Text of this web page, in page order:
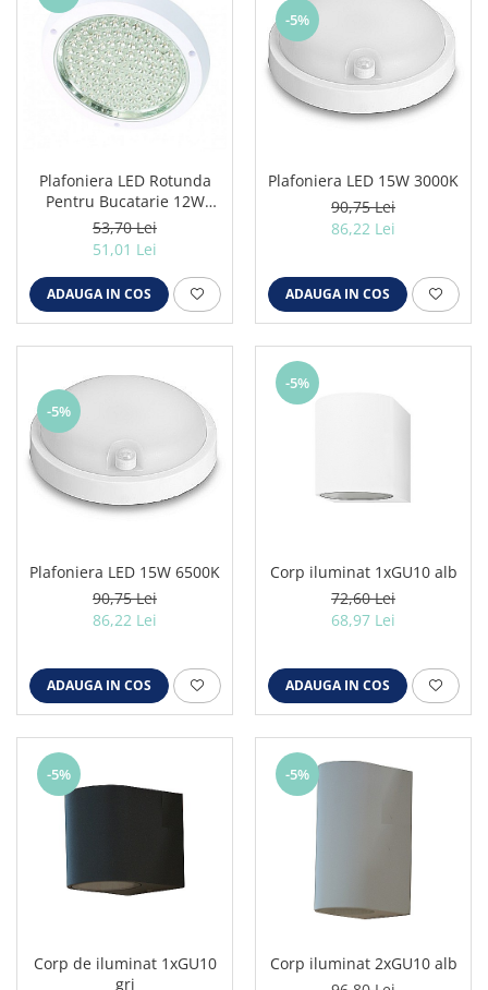
Plafoniera LED Rotunda
Pentru Bucatarie 12W
6500K
53,70 Lei
51,01 Lei
ADAUGA IN COS
-5%
Plafoniera LED 15W 3000K
90,75 Lei
86,22 Lei
ADAUGA IN COS
-5%
Plafoniera LED 15W 6500K
90,75 Lei
86,22 Lei
ADAUGA IN COS
-5%
Corp iluminat 1xGU10 alb
72,60 Lei
68,97 Lei
ADAUGA IN COS
-5%
Corp de iluminat 1xGU10
gri
-5%
Corp iluminat 2xGU10 alb